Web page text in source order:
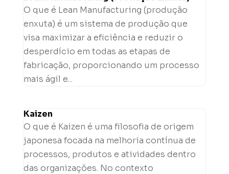
O que é Lean Manufacturing (produção
enxuta) é um sistema de produção que
visa maximizar a eficiência e reduzir o
desperdício em todas as etapas de
fabricação, proporcionando um processo
mais ágil e...
Kaizen
O que é Kaizen é uma filosofia de origem
japonesa focada na melhoria contínua de
processos, produtos e atividades dentro
das organizações. No contexto